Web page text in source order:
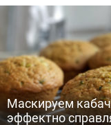
Маскируем
эффектно